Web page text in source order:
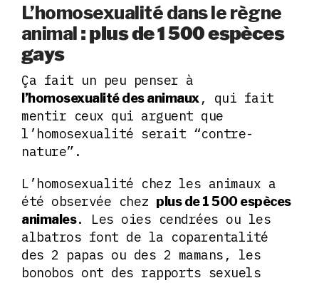
L’homosexualité dans le règne
animal: plus de 1 500 espèces
gays
Ça fait un peu penser à
l’homosexualité des animaux, qui fait
mentir ceux qui arguent que
l’homosexualité serait “contre-
nature”.
L’homosexualité chez les animaux a
été observée chez plus de 1 500 espèces
animales. Les oies cendrées ou les
albatros font de la coparentalité
des 2 papas ou des 2 mamans, les
bonobos ont des rapports sexuels